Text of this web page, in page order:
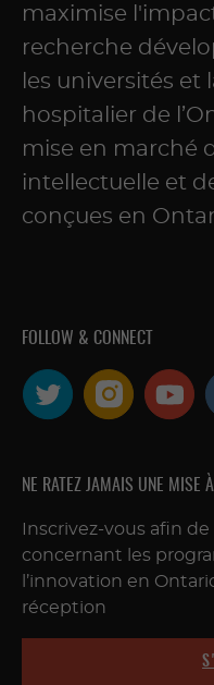
maximise
recherche
les universités et
hospitalier de
mise en marché
intellectuelle et
conçues en
FOLLOW & CONNECT
NE RATEZ JAMAIS UNE MISE
Inscrivez-vous afin
concernant les
l’innovation en
réception